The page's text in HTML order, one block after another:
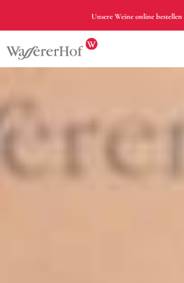
Unsere Weine online bestellen